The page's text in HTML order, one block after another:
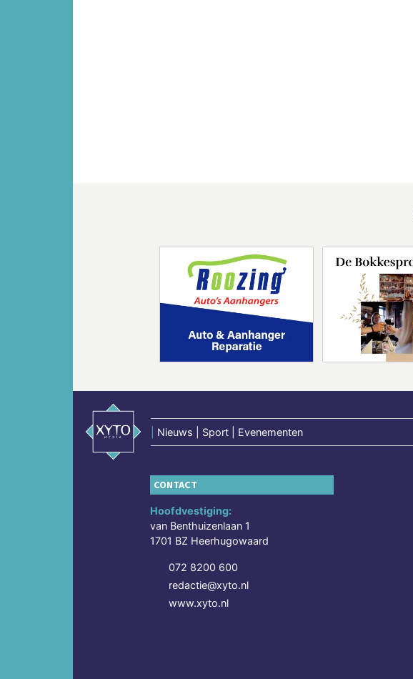
Nieuws | Sport | Evenementen
CONTACT
Hoofdvestiging:
van Benthuizenlaan 1
1701 BZ Heerhugowaard
072 8200 600
redactie@xyto.nl
www.xyto.nl